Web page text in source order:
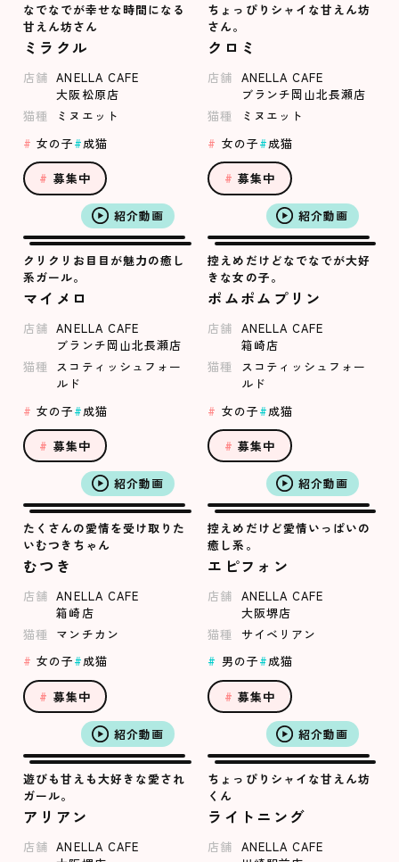
なでなでが幸せな時間になる
甘えん坊さん
ミラクル
店舗 ANELLA CAFE
大阪松原店
猫種
ミヌエット
女の子
成猫
募集中
ちょっぴりシャイな甘えん坊
さん。
クロミ
店舗 ANELLA CAFE
ブランチ岡山北長瀬店
猫種
ミヌエット
女の子
成猫
募集中
紹介動画
クリクリお目目が魅力の癒し
系ガール。
マイメロ
店舗 ANELLA CAFE
ブランチ岡山北長瀬店
猫種
スコティッシュフォー
ルド
女の子
成猫
募集中
紹介動画
控えめだけどなでなでが大好
きな女の子。
ポムポムプリン
店舗 ANELLA CAFE
箱崎店
猫種
スコティッシュフォー
ルド
女の子
成猫
募集中
紹介動画
たくさんの愛情を受け取りた
いむつきちゃん
むつき
店舗 ANELLA CAFE
箱崎店
猫種
マンチカン
女の子
成猫
募集中
紹介動画
控えめだけど愛情いっぱいの
癒し系。
エピフォン
店舗 ANELLA CAFE
大阪堺店
猫種
サイベリアン
男の子
成猫
募集中
紹介動画
遊びも甘えも大好きな愛され
ガール。
アリアン
店舗 ANELLA CAFE
紹介動画
ちょっぴりシャイな甘えん坊
くん
ライトニング
店舗 ANELLA CAFE